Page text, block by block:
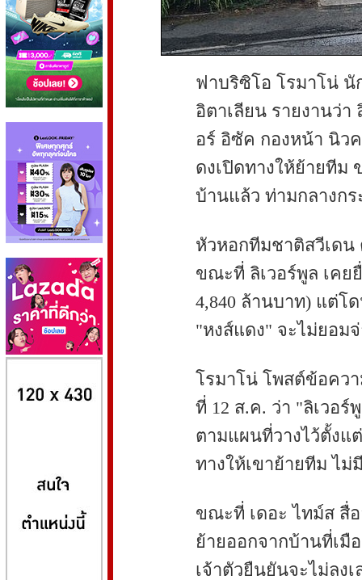
ฟาบริซิโอ โรมาโน่
อิตาเลียน รายงานว่า
อร์ อิซัค กองหน้า นิว
ดงเปิดทางให้ย้ายทีม
บ้านแล้ว ท่ามกลางก
หัวหอกทีมชาติสวีเดน
ขณะที่ ลิเวอร์พูล เคย
4,840 ล้านบาท) แต่โ
"หงส์แดง" จะไม่ยอม
โรมาโน่ โพสต์ข้อคว
ที่ 12 ส.ค. ว่า "ลิเวอ
ตามแผนที่วางไว้ตั้งแ
ทางให้เขาย้ายทีม ไ
ขณะที่ เดอะ ไทม์ส สื่อ
ย้ายออกจากบ้านที่เมื
เจ้าตัวยืนยันจะไม่ลง